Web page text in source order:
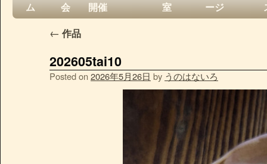
ム
会
開催
室
ージ
← 作品
202605tai10
Posted on 2026年5月26日 by うのはないろ